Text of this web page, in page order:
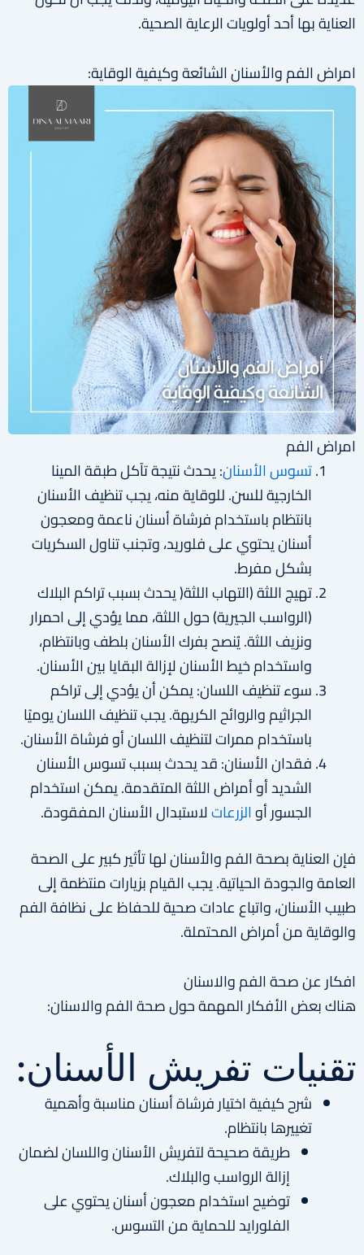
العناية بها أحد أولويات الرعاية الصحية.
امراض الفم والأسنان الشائعة وكيفية الوقاية:
امراض الفم
تسوس الأسنان: يحدث نتيجة تآكل طبقة المينا
الخارجية للسن. للوقاية منه، يجب تنظيف الأسنان
بانتظام باستخدام فرشاة أسنان ناعمة ومعجون
أسنان يحتوي على فلوريد، وتجنب تناول السكريات
بشكل مفرط.
تهيج اللثة (التهاب اللثة( يحدث بسبب تراكم البلاك
(الرواسب الجيرية) حول اللثة، مما يؤدي إلى احمرار
ونزيف اللثة. يُنصح بفرك الأسنان بلطف وبانتظام،
واستخدام خيط الأسنان لإزالة البقايا بين الأسنان.
سوء تنظيف اللسان: يمكن أن يؤدي إلى تراكم
الجراثيم والروائح الكريهة. يجب تنظيف اللسان يوميًا
باستخدام ممرات لتنظيف اللسان أو فرشاة الأسنان.
فقدان الأسنان: قد يحدث بسبب تسوس الأسنان
الشديد أو أمراض اللثة المتقدمة. يمكن استخدام
الجسور أوالزرعاتلاستبدال الأسنان المفقودة.
فإن العناية بصحة الفم والأسنان لها تأثير كبير على الصحة
العامة والجودة الحياتية. يجب القيام بزيارات منتظمة إلى
طبيب الأسنان، واتباع عادات صحية للحفاظ على نظافة الفم
والوقاية من أمراض المحتملة.
افكار عن صحة الفم والاسنان
هناك بعض الأفكار المهمة حول صحة الفم والاسنان:
تقنيات تفريش الأسنان:
شرح كيفية اختيار فرشاة أسنان مناسبة وأهمية
تغييرها بانتظام.
طريقة صحيحة لتفريش الأسنان واللسان لضمان
إزالة الرواسب والبلاك.
توضيح استخدام معجون أسنان يحتوي على
الفلورايد للحماية من التسوس.